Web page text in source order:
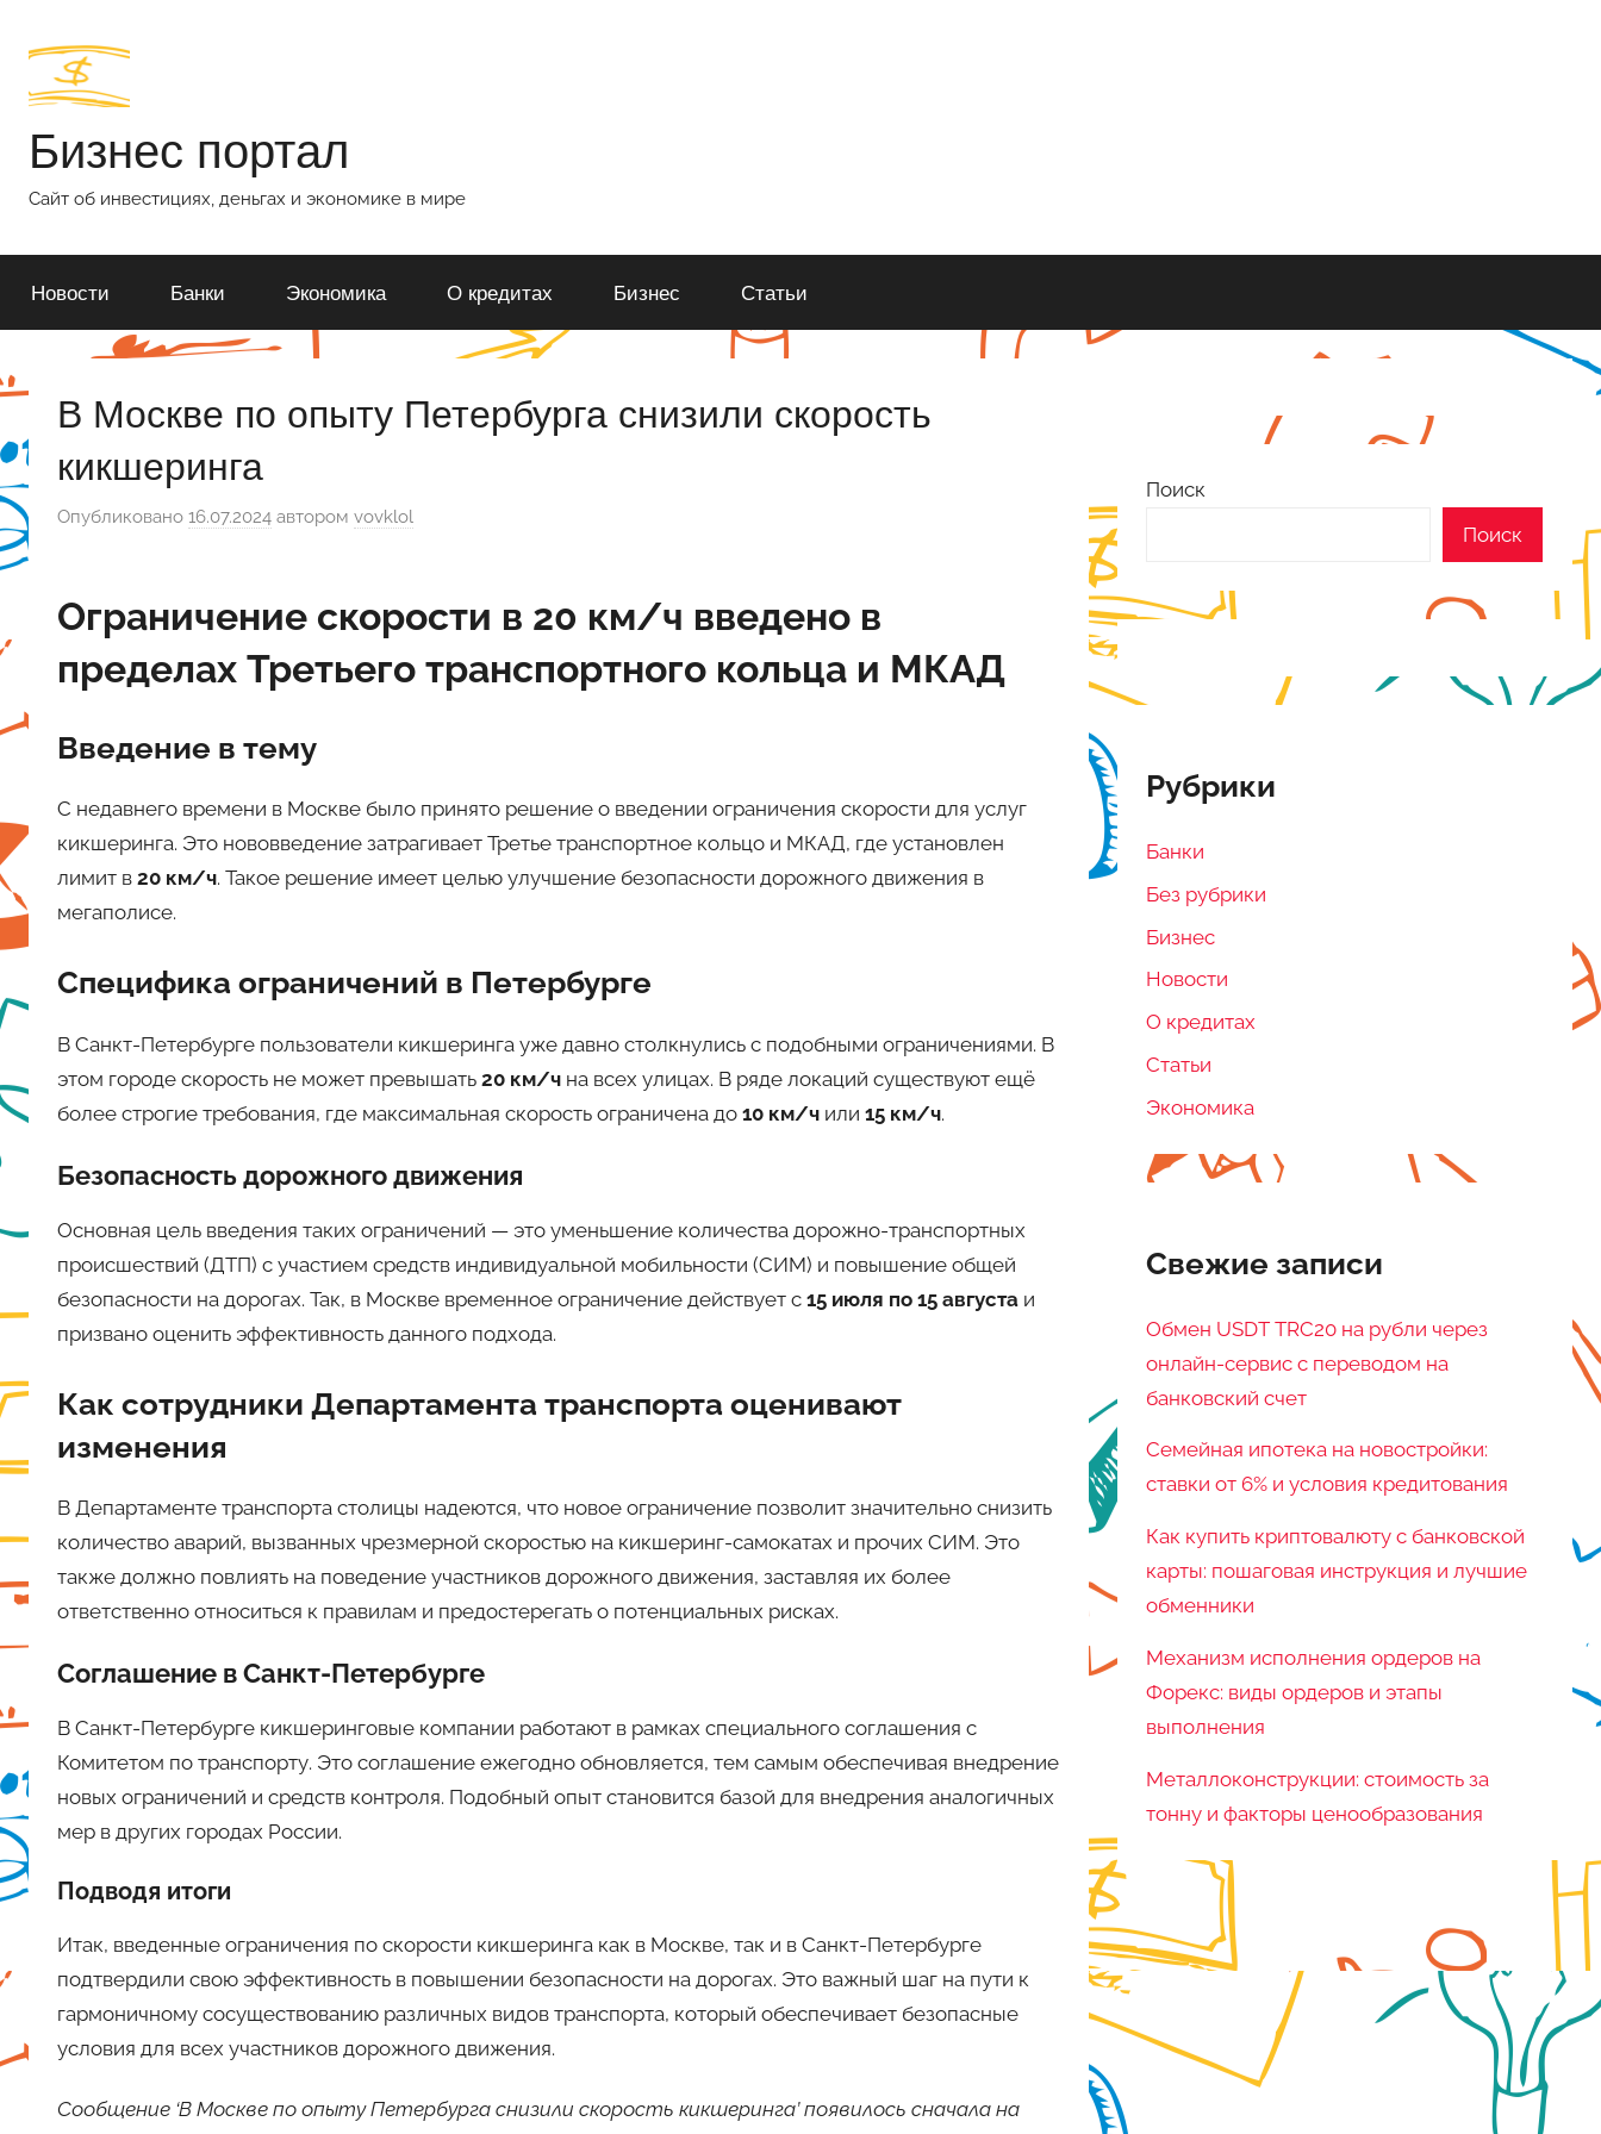
содержимому
Бизнес портал
Сайт об инвестициях, деньгах и экономике в мире
Новости Банки Экономика О кредитах Бизнес Статьи
В Москве по опыту Петербурга снизили скорость
кикшеринга
Опубликовано 16.07.2024 автором vovklol
Ограничение скорости в 20 км/ч введено в
пределах Третьего транспортного кольца и МКАД
Введение в тему
С недавнего времени в Москве было принято решение о введении ограничения скорости для услуг
кикшеринга. Это нововведение затрагивает Третье транспортное кольцо и МКАД, где установлен
лимит в 20 км/ч. Такое решение имеет целью улучшение безопасности дорожного движения в
мегаполисе.
Специфика ограничений в Петербурге
В Санкт-Петербурге пользователи кикшеринга уже давно столкнулись с подобными ограничениями. В
этом городе скорость не может превышать 20 км/ч на всех улицах. В ряде локаций существуют ещё
более строгие требования, где максимальная скорость ограничена до 10 км/ч или 15 км/ч.
Безопасность дорожного движения
Основная цель введения таких ограничений — это уменьшение количества дорожно-транспортных
происшествий (ДТП) с участием средств индивидуальной мобильности (СИМ) и повышение общей
безопасности на дорогах. Так, в Москве временное ограничение действует с 15 июля по 15 августа и
призвано оценить эффективность данного подхода.
Как сотрудники Департамента транспорта оценивают
изменения
В Департаменте транспорта столицы надеются, что новое ограничение позволит значительно снизить
количество аварий, вызванных чрезмерной скоростью на кикшеринг-самокатах и прочих СИМ. Это
также должно повлиять на поведение участников дорожного движения, заставляя их более
ответственно относиться к правилам и предостерегать о потенциальных рисках.
Соглашение в Санкт-Петербурге
В Санкт-Петербурге кикшеринговые компании работают в рамках специального соглашения с
Комитетом по транспорту. Это соглашение ежегодно обновляется, тем самым обеспечивая внедрение
новых ограничений и средств контроля. Подобный опыт становится базой для внедрения аналогичных
мер в других городах России.
Подводя итоги
Итак, введенные ограничения по скорости кикшеринга как в Москве, так и в Санкт-Петербурге
подтвердили свою эффективность в повышении безопасности на дорогах. Это важный шаг на пути к
гармоничному сосуществованию различных видов транспорта, который обеспечивает безопасные
условия для всех участников дорожного движения.
Сообщение ‘В Москве по опыту Петербурга снизили скорость кикшеринга’ появилось сначала на
Поиск
Поиск
Рубрики
Банки
Без рубрики
Бизнес
Новости
О кредитах
Статьи
Экономика
Свежие записи
Обмен USDT TRC20 на рубли через
онлайн-сервис с переводом на
банковский счет
Семейная ипотека на новостройки:
ставки от 6% и условия кредитования
Как купить криптовалюту с банковской
карты: пошаговая инструкция и лучшие
обменники
Механизм исполнения ордеров на
Форекс: виды ордеров и этапы
выполнения
Металлоконструкции: стоимость за
тонну и факторы ценообразования